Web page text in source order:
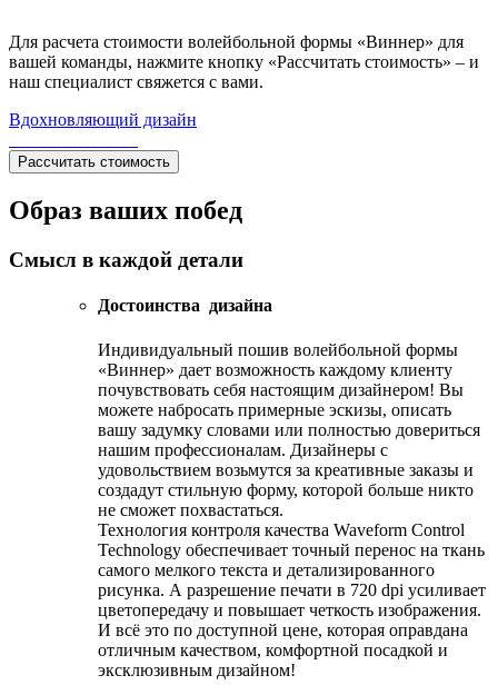
Для расчета стоимости волейбольной формы «Виннер» для
вашей команды, нажмите кнопку «Рассчитать стоимость» – и
наш специалист свяжется с вами.
Вдохновляющий дизайн
Рассчитать стоимость
Образ ваших побед
Смысл в каждой детали
Достоинства дизайна
Индивидуальный пошив волейбольной формы
«Виннер» дает возможность каждому клиенту
почувствовать себя настоящим дизайнером! Вы
можете набросать примерные эскизы, описать
вашу задумку словами или полностью довериться
нашим профессионалам. Дизайнеры с
удовольствием возьмутся за креативные заказы и
создадут стильную форму, которой больше никто
не сможет похвастаться.
Технология контроля качества Waveform Control
Technology обеспечивает точный перенос на ткань
самого мелкого текста и детализированного
рисунка. А разрешение печати в 720 dpi усиливает
цветопередачу и повышает четкость изображения.
И всё это по доступной цене, которая оправдана
отличным качеством, комфортной посадкой и
эксклюзивным дизайном!